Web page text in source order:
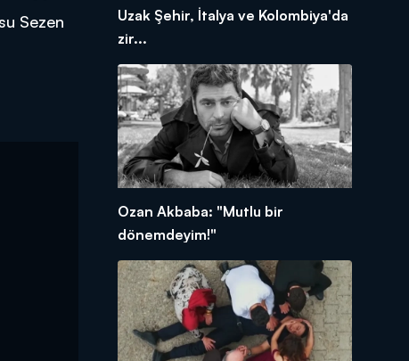
Sezen
Uzak Şehir, İtalya ve Kolombiya'da
zir...
Ozan Akbaba: "Mutlu bir
dönemdeyim!"